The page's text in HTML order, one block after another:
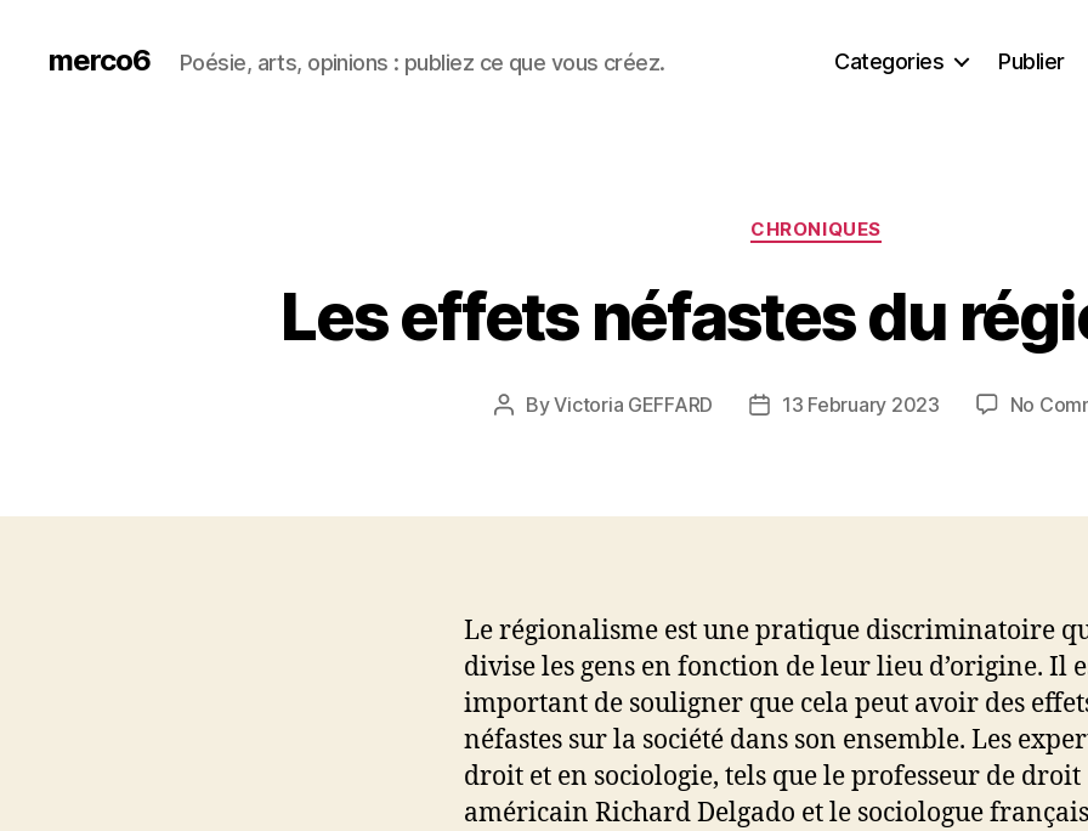
merco6 Poésie, arts, opinions : publiez ce que vous créez. Categories Publier
Categories
CHRONIQUES
Les effets néfastes du
PostByVictoria GEFFARD
Post13 February 2023 No
Le régionalisme est une pratique discriminatoire
divise les gens en fonction de leur lieu d’origine. Il
important de souligner que cela peut avoir des
néfastes sur la société dans son ensemble. Les
droit et en sociologie, tels que le professeur de droit
américain Richard Delgado et le sociologue français